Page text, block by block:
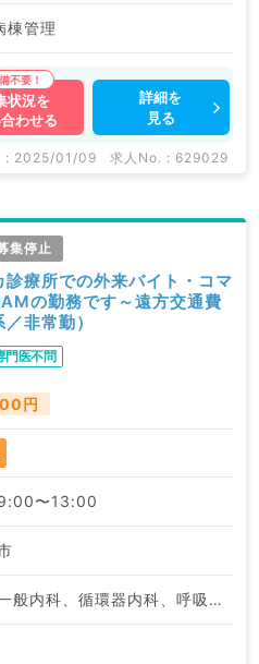
棟管理
状況を
わせる
詳細を
見る
: 2025/01/09 求人No. : 629029
集停止
診療所での外来バイト・コマ
の勤務です～遠方交通費
非常勤）
門医不問
円
〜13:00
神経内科、一般内科、循環器内科、呼吸器内科、消化器内科、内分泌・代謝内科、腎臓内科、老年内科、血液内科、膠原病科